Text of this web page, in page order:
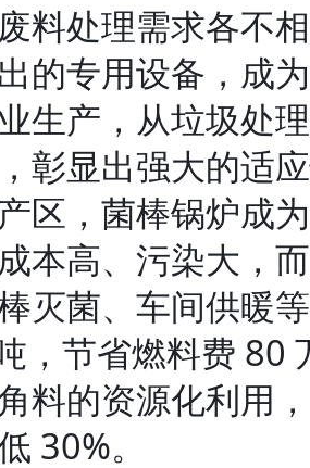
料处理需求各不
的专用设备，成
生产，从垃圾处
彰显出强大的适
区，菌棒锅炉成
本高、污染大，
灭菌、车间供暖
，节省燃料费 80
料的资源化利用
30%。